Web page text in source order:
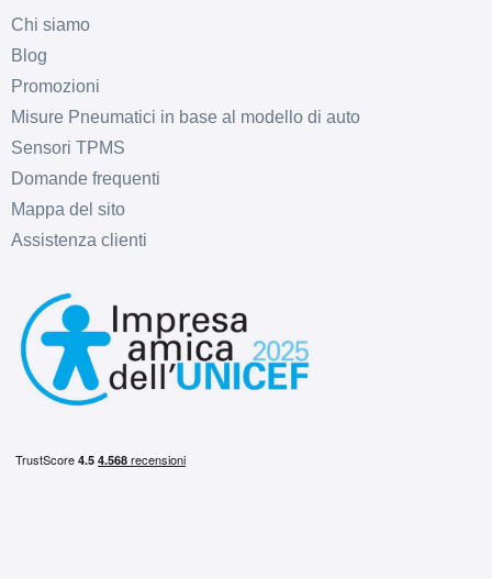
ARCASTING Gladio
Graphite Lucido 5 fori
18" 8X18 ET35 5x112
Foro centrale: 66.6mm
Disponibile
ARCASTING Gladio
Glossy Black 5 fori 18"
8X18 ET42 5x108
Disponibile
ARCASTING Gladio
Glossy Black 5 fori 18"
Chi siamo
Blog
Promozioni
Misure Pneumatici in base al modello di auto
Sensori TPMS
Domande frequenti
Mappa del sito
Assistenza clienti